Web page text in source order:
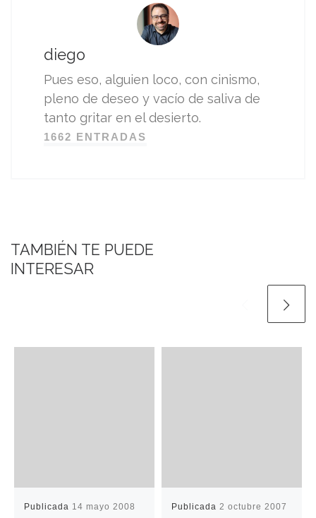
diego
Pues eso, alguien loco, con cinismo,
pleno de deseo y vacío de saliva de
tanto gritar en el desierto.
1662 ENTRADAS
TAMBIÉN TE PUEDE
INTERESAR
Publicada 14 mayo 2008 Publicada2 octubre 2007